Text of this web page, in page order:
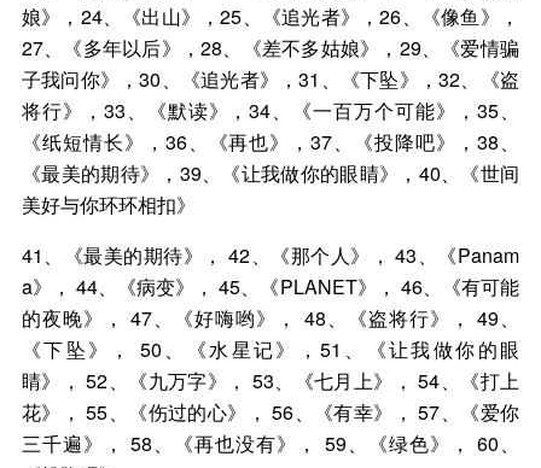
娘》，24、《出山》，25、《追光者》，26、《像鱼》，
27、《多年以后》，28、《差不多姑娘》，29、《爱情骗
子我问你》，30、《追光者》，31、《下坠》，32、《盗
将行》，33、《默读》，34、《一百万个可能》，35、
《纸短情长》，36、《再也》，37、《投降吧》，38、
《最美的期待》，39、《让我做你的眼睛》，40、《世间
美好与你环环相扣》
41、《最美的期待》， 42、《那个人》， 43、《Panam
a》， 44、《病变》， 45、《PLANET》， 46、《有可能
的夜晚》， 47、《好嗨哟》， 48、《盗将行》， 49、
《下坠》， 50、《水星记》，51、《让我做你的眼
睛》， 52、《九万字》， 53、《七月上》， 54、《打上
花》， 55、《伤过的心》， 56、《有幸》， 57、《爱你
三千遍》， 58、《再也没有》， 59、《绿色》， 60、